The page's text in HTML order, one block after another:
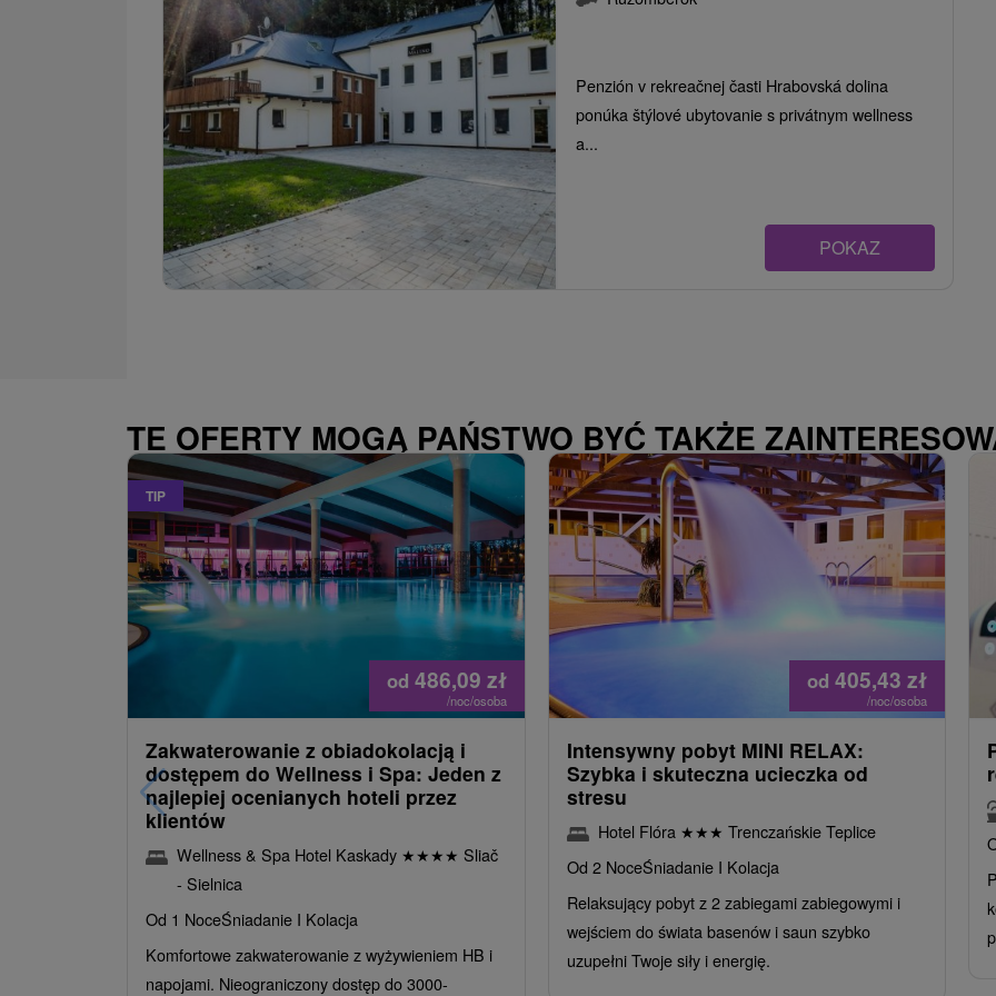
Penzión v rekreačnej časti Hrabovská dolina
ponúka štýlové ubytovanie s privátnym wellness
a...
POKAZ
TE OFERTY MOGĄ PAŃSTWO BYĆ TAKŻE
TIP
od 486,09 zł
/noc/osoba
Zakwaterowanie z obiadokolacją i
dostępem do Wellness i Spa: Jeden z
najlepiej ocenianych hoteli przez
klientów
Wellness & Spa Hotel Kaskady ★★★★ Sliač
- Sielnica
Od 1 NoceŚniadanie I Kolacja
Komfortowe zakwaterowanie z wyżywieniem HB i
napojami. Nieograniczony dostęp do 3000-
od 405,43zł
/noc/osoba
Intensywny pobyt MINI RELAX:
Szybka i skuteczna ucieczka od
stresu
Hotel Flóra ★★★ Trenczańskie Teplice
Od 2 NoceŚniadanie I Kolacja
Relaksujący pobyt z 2 zabiegami zabiegowymi i
wejściem do świata basenów i saun szybko
uzupełni Twoje siły i energię.